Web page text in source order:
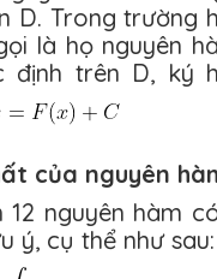
D. Trong trường
là họ nguyên
định trên D, ký
của nguyên
12 nguyên hàm
ý, cụ thể như sau: